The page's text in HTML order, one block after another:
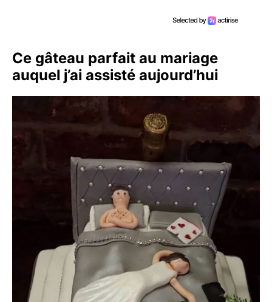
Ce gâteau parfait au mariage
auquel j’ai assisté aujourd’hui